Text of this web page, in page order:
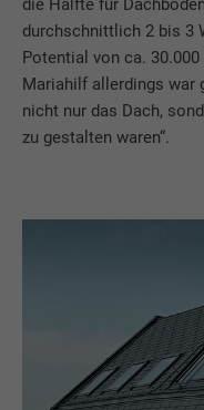
die Hälfte für
durchschnittlich 2 bis 3
Potential von ca.
Mariahilf allerdings war
nicht nur das Dach,
zu gestalten waren“.